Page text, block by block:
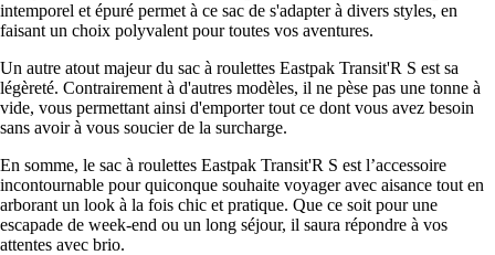
intemporel et épuré permet à ce sac de s'adapter à divers styles, en
faisant un choix polyvalent pour toutes vos aventures.
Un autre atout majeur du sac à roulettes Eastpak Transit'R S est sa
légèreté. Contrairement à d'autres modèles, il ne pèse pas une tonne à
vide, vous permettant ainsi d'emporter tout ce dont vous avez besoin
sans avoir à vous soucier de la surcharge.
En somme, le sac à roulettes Eastpak Transit'R S est l’accessoire
incontournable pour quiconque souhaite voyager avec aisance tout en
arborant un look à la fois chic et pratique. Que ce soit pour une
escapade de week-end ou un long séjour, il saura répondre à vos
attentes avec brio.